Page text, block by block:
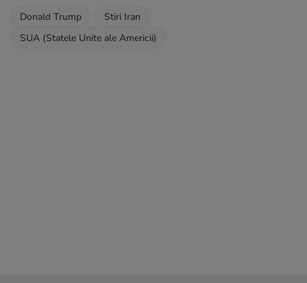
Donald Trump
Stiri Iran
SUA (Statele Unite ale Americii)